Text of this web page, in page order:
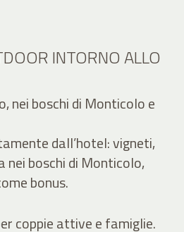
INTORNO ALLO
nei boschi di Monticolo e
dall’hotel: vigneti,
nei boschi di Monticolo,
bonus.
coppie attive e famiglie.